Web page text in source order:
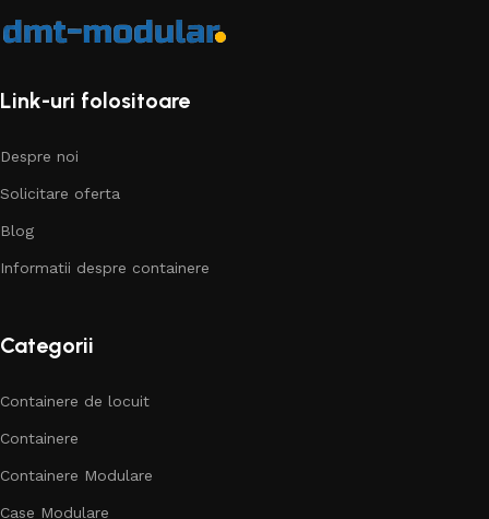
Link-uri folositoare
Despre noi
Solicitare oferta
Blog
Informatii despre containere
Categorii
Containere de locuit
Containere
Containere Modulare
Case Modulare